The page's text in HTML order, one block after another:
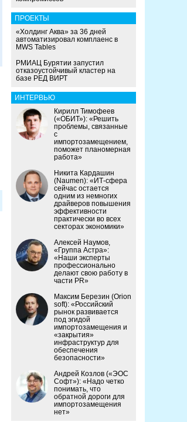
ПРОЕКТЫ
«Холдинг Аква» за 36 дней
автоматизировал комплаенс в
MWS Tables
РМИАЦ Бурятии запустил
отказоустойчивый кластер на
базе РЕД ВИРТ
ИНТЕРВЬЮ
Кирилл Тимофеев
(«ОБИТ»): «Решить
проблемы, связанные
с
импортозамещением,
поможет планомерная
работа»
Никита Кардашин
(Naumen): «ИТ-сфера
сейчас остается
одним из немногих
драйверов повышения
эффективности
практически во всех
секторах экономики»
Алексей Наумов,
«Группа Астра»:
«Наши эксперты
профессионально
делают свою работу в
части PR»
Максим Березин (Orion
soft): «Российский
рынок развивается
под эгидой
импортозамещения и
«закрытия»
инфраструктур для
обеспечения
безопасности»
Андрей Козлов («ЭОС
Софт»): «Надо четко
понимать, что
обратной дороги для
импортозамещения
нет»